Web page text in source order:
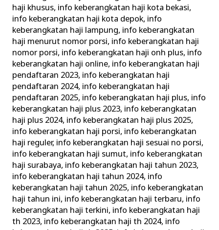
haji khusus, info keberangkatan haji kota bekasi,
info keberangkatan haji kota depok, info
keberangkatan haji lampung, info keberangkatan
haji menurut nomor porsi, info keberangkatan haji
nomor porsi, info keberangkatan haji onh plus, info
keberangkatan haji online, info keberangkatan haji
pendaftaran 2023, info keberangkatan haji
pendaftaran 2024, info keberangkatan haji
pendaftaran 2025, info keberangkatan haji plus, info
keberangkatan haji plus 2023, info keberangkatan
haji plus 2024, info keberangkatan haji plus 2025,
info keberangkatan haji porsi, info keberangkatan
haji reguler, info keberangkatan haji sesuai no porsi,
info keberangkatan haji sumut, info keberangkatan
haji surabaya, info keberangkatan haji tahun 2023,
info keberangkatan haji tahun 2024, info
keberangkatan haji tahun 2025, info keberangkatan
haji tahun ini, info keberangkatan haji terbaru, info
keberangkatan haji terkini, info keberangkatan haji
th 2023, info keberangkatan haji th 2024, info